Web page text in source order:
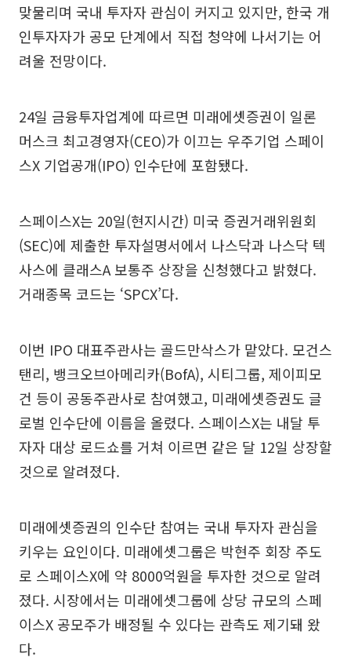
맞물리며 국내 투자자 관심이 커지고 있지만, 한국 개
인투자자가 공모 단계에서 직접 청약에 나서기는 어
려울 전망이다.
24일 금융투자업계에 따르면 미래에셋증권이 일론
머스크 최고경영자(CEO)가 이끄는 우주기업 스페이
스X 기업공개(IPO) 인수단에 포함됐다.
스페이스X는 20일(현지시간) 미국 증권거래위원회
(SEC)에 제출한 투자설명서에서 나스닥과 나스닥 텍
사스에 클래스A 보통주 상장을 신청했다고 밝혔다.
거래종목 코드는 ‘SPCX’다.
이번 IPO 대표주관사는 골드만삭스가 맡았다. 모건스
탠리, 뱅크오브아메리카(BofA), 시티그룹, 제이피모
건 등이 공동주관사로 참여했고, 미래에셋증권도 글
로벌 인수단에 이름을 올렸다. 스페이스X는 내달 투
자자 대상 로드쇼를 거쳐 이르면 같은 달 12일 상장할
것으로 알려졌다.
미래에셋증권의 인수단 참여는 국내 투자자 관심을
키우는 요인이다. 미래에셋그룹은 박현주 회장 주도
로 스페이스X에 약 8000억원을 투자한 것으로 알려
졌다. 시장에서는 미래에셋그룹에 상당 규모의 스페
이스X 공모주가 배정될 수 있다는 관측도 제기돼 왔
다.